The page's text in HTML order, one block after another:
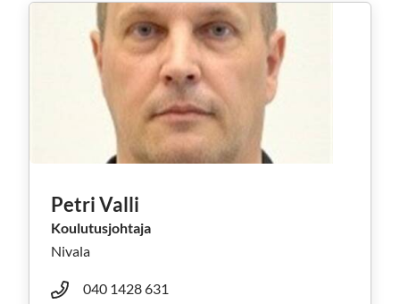
Petri Valli
Koulutusjohtaja
Nivala
040 1428 631